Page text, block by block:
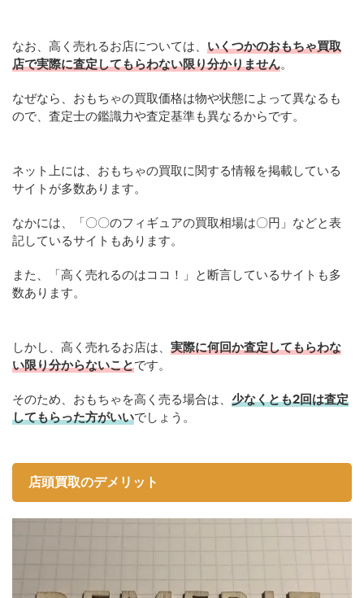
なお、高く売れるお店については、 いくつかのおもちゃ買取
店で実際に査定してもらわない限り分かりません。
なぜなら、おもちゃの買取価格は物や状態によって異なるも
ので、査定士の鑑識力や査定基準も異なるからです。
ネット上には、おもちゃの買取に関する情報を掲載している
サイトが多数あります。
なかには、「〇〇のフィギュアの買取相場は〇円」などと表
記しているサイトもあります。
また、「高く売れるのはココ！」と断言しているサイトも多
数あります。
しかし、高く売れるお店は、 実際に何回か査定してもらわな
い限り分からないことです。
そのため、おもちゃを高く売る場合は、 少なくとも2回は査定
してもらった方がいいでしょう。
店頭買取のデメリット